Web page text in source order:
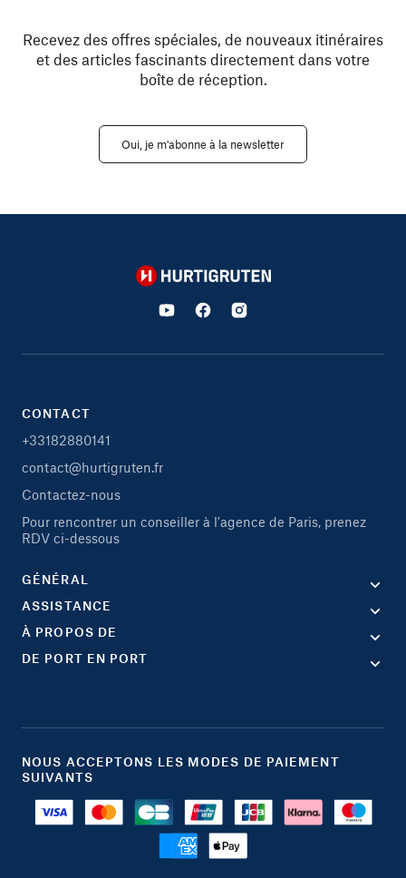
Recevez des offres spéciales, de nouveaux itinéraires
et des articles fascinants directement dans votre
boîte de réception.
Oui, je m'abonne à la newsletter
Hurtigruten
CONTACT
+33182880141
contact@hurtigruten.fr
Contactez-nous
Pour rencontrer un conseiller à l'agence de Paris, prenez
RDV ci-dessous
GÉNÉRAL
ASSISTANCE
À PROPOS DE
DE PORT EN PORT
NOUS ACCEPTONS LES MODES DE PAIEMENT
SUIVANTS